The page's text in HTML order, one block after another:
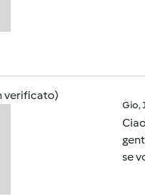
verificato)
Gio,
se